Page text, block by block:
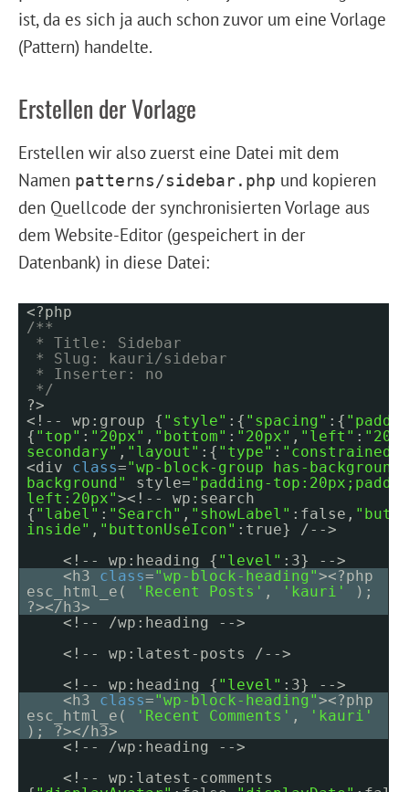
ist, da es sich ja auch schon zuvor um eine Vorlage
(Pattern) handelte.
Erstellen der Vorlage
Erstellen wir also zuerst eine Datei mit dem
Namen patterns/sidebar.php und kopieren
den Quellcode der synchronisierten Vorlage aus
dem Website-Editor (gespeichert in der
Datenbank) in diese Datei:
<?php
/**
* Title: Sidebar
* Slug: kauri/sidebar
* Inserter: no
*/
?>
<!-- wp:group { "style" :{ "spacing" :{
{ "top" : "20px" , "bottom" : "20px" , "left" :
secondary" , "layout" :{ "type" : "constrained"
<div class="wp-block-group has-
background"
style="padding-
left:20px"><!-- wp:search
{ "label" : "Search" , "showLabel" :false,
inside" , "buttonUseIcon" :true} /-->
<!-- wp:heading { "level" :3} -->
<h3 class="wp-block-heading"><?php
esc_html_e(
'Recent Posts' , 'kauri'
);
?></h3>
<!-- /wp:heading -->
<!-- wp:latest-posts /-->
<!-- wp:heading { "level" :3} -->
<h3 class="wp-block-heading"><?php
esc_html_e(
'Recent Comments' ,
'kauri'
); ?></h3>
<!-- /wp:heading -->
<!-- wp:latest-comments